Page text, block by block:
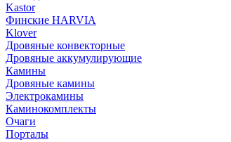
Kastor
Финские HARVIA
Klover
Дровяные конвекторные
Дровяные аккумулирующие
Камины
Дровяные камины
Электрокамины
Каминокомплекты
Очаги
Порталы